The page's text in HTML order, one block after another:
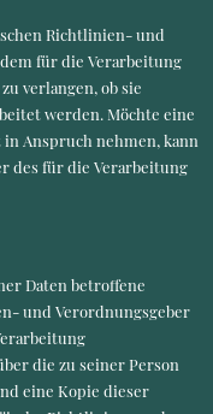
Richtlinien- und
für die Verarbeitung
verlangen, ob sie
werden. Möchte eine
Anspruch nehmen, kann
des für die Verarbeitung
Daten betroffene
und Verordnungsgeber
die zu seiner Person
eine Kopie dieser